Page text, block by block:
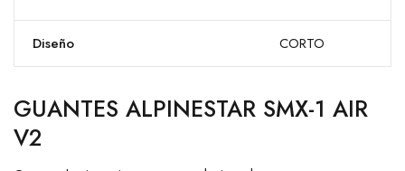
Diseño CORTO
GUANTES ALPINESTAR SMX-1 AIR
V2